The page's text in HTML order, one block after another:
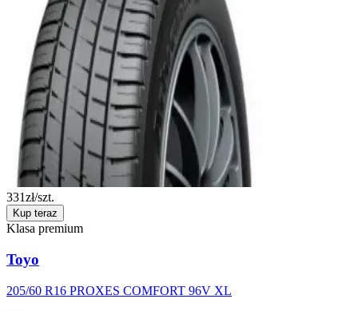
331zł/szt.
Kup teraz
Klasa premium
Toyo
205/60 R16 PROXES COMFORT 96V XL